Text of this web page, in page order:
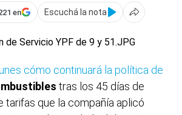
en
Escuchá la nota
cómo continuará la política de
tras los 45 días de
tarifas que la compañía aplicó